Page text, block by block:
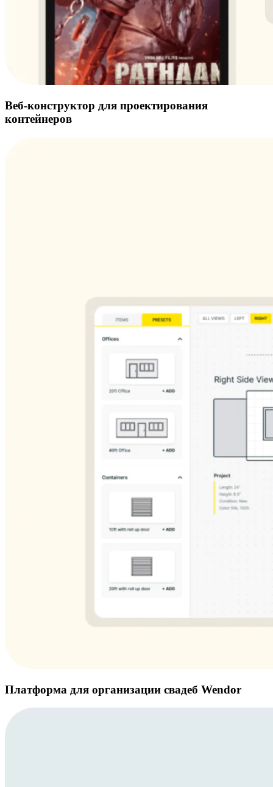
Веб-конструктор для проектирования
контейнеров
Платформа для организации свадеб Wendor